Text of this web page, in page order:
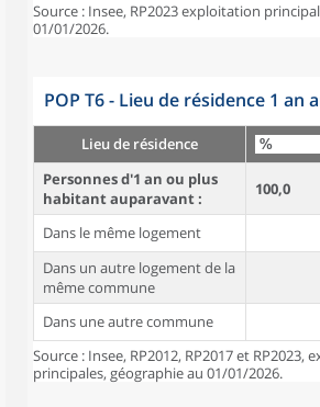
Source : Insee, RP2023 exploitation
01/01/2026.
POP T6 - Lieu de résidence 1 an
Lieu de résidence
Personnes d'1 an ou plus
habitant auparavant :
100,0
Dans le même logement
Dans un autre logement de la
même commune
Dans une autre commune
Source : Insee, RP2012, RP2017 et RP2023,
principales, géographie au 01/01/2026.